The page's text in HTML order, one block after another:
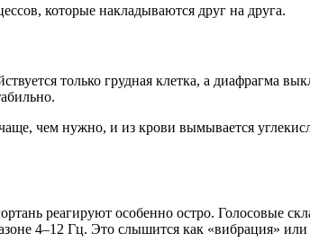
которые накладываются друг на друга.
только грудная клетка, а диафрагма
чем нужно, и из крови вымывается
реагируют особенно остро. Голосовые
4–12 Гц. Это слышится как «вибрация» или